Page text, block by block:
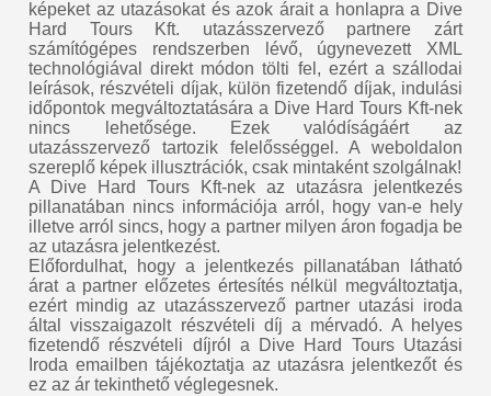
képeket az utazásokat és azok árait a honlapra a Dive
Hard Tours Kft. utazásszervező partnere zárt
számítógépes rendszerben lévő, úgynevezett XML
technológiával direkt módon tölti fel, ezért a szállodai
leírások, részvételi díjak, külön fizetendő díjak, indulási
időpontok megváltoztatására a Dive Hard Tours Kft-nek
nincs lehetősége. Ezek valódíságáért az
utazásszervező tartozik felelősséggel. A weboldalon
szereplő képek illusztrációk, csak mintaként szolgálnak!
A Dive Hard Tours Kft-nek az utazásra jelentkezés
pillanatában nincs információja arról, hogy van-e hely
illetve arról sincs, hogy a partner milyen áron fogadja be
az utazásra jelentkezést.
Előfordulhat, hogy a jelentkezés pillanatában látható
árat a partner előzetes értesítés nélkül megváltoztatja,
ezért mindig az utazásszervező partner utazási iroda
által visszaigazolt részvételi díj a mérvadó. A helyes
fizetendő részvételi díjról a Dive Hard Tours Utazási
Iroda emailben tájékoztatja az utazásra jelentkezőt és
ez az ár tekinthető véglegesnek.